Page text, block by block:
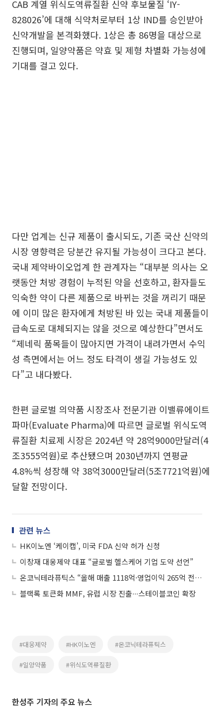
CAB 계열 위식도역류질환 신약 후보물질 ‘IY-
828026’에 대해 식약처로부터 1상 IND를 승인받아
신약개발을 본격화했다. 1상은 총 86명을 대상으로
진행되며, 일양약품은 약효 및 제형 차별화 가능성에
기대를 걸고 있다.
다만 업계는 신규 제품이 출시되도, 기존 국산 신약의
시장 영향력은 당분간 유지될 가능성이 크다고 본다.
국내 제약바이오업계 한 관계자는 “대부분 의사는 오
랫동안 처방 경험이 누적된 약을 선호하고, 환자들도
익숙한 약이 다른 제품으로 바뀌는 것을 꺼리기 때문
에 이미 많은 환자에게 처방된 바 있는 국내 제품들이
급속도로 대체되지는 않을 것으로 예상한다”면서도
“제네릭 품목들이 많아지면 가격이 내려가면서 수익
성 측면에서는 어느 정도 타격이 생길 가능성도 있
다”고 내다봤다.
한편 글로벌 의약품 시장조사 전문기관 이밸류에이트
파마(Evaluate Pharma)에 따르면 글로벌 위식도역
류질환 치료제 시장은 2024년 약 28억9000만달러(4
조3555억원)로 추산됐으며 2030년까지 연평균
4.8%씩 성장해 약 38억3000만달러(5조7721억원)에
달할 전망이다.
관련 뉴스
HK이노엔 ‘케이캡’, 미국 FDA 신약 허가 신청
이창재 대웅제약 대표 “글로벌 헬스케어 기업 도약 선언”
온코닉테라퓨틱스 “올해 매출 1118억·영업이익 265억 전망”
블랙록 토큰화 MMF, 유럽 시장 진출∙∙∙스테이블코인 확장
#대웅제약 #HK이노엔 #온코닉테라퓨틱스
#일양약품 #위식도역류질환
한성주 기자의 주요 뉴스